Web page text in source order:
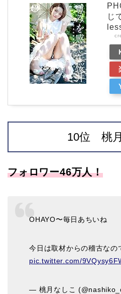
じ
10位 桃
フォロワー46万人！
OHAYO〜毎日あちいね
今日は取材からの稽古なの
pic.twitter.com/
— 桃月なしこ